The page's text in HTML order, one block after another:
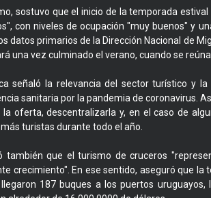
sostuvo que el inicio de la temporada
con niveles de ocupación "muy buenos" y
datos primarios de la Dirección Nacional de
una vez culminado el verano, cuando se
señaló la relevancia del sector turístico y
sanitaria por la pandemia de coronavirus.
la oferta, descentralizarla y, en el caso de
más turistas durante todo el año.
también que el turismo de cruceros
crecimiento". En ese sentido, aseguró que
187 buques a los puertos